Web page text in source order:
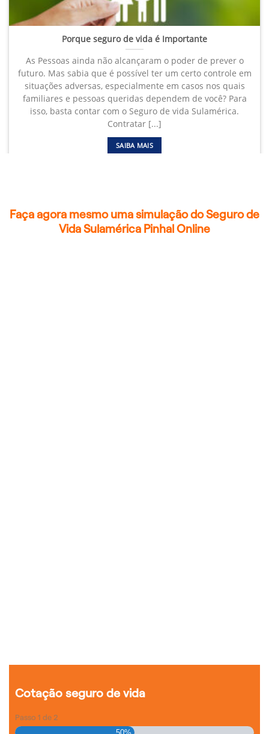
Porque seguro de vida é Importante
As Pessoas ainda não alcançaram o poder de prever o
futuro. Mas sabia que é possível ter um certo controle em
situações adversas, especialmente em casos nos quais
familiares e pessoas queridas dependem de você? Para
isso, basta contar com o Seguro de vida Sulamérica.
Contratar [...]
SAIBA MAIS
Faça agora mesmo uma simulação do Seguro de
Vida Sulamérica Pinhal Online
Cotação seguro de vida
Passo 1 de 2